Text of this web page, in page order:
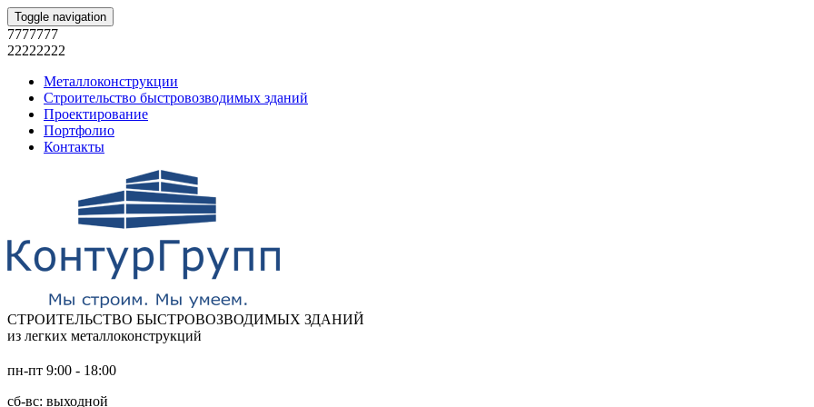
Toggle navigation
7777777
22222222
Металлоконструкции
Строительство быстровозводимых зданий
Проектирование
Портфолио
Контакты
СТРОИТЕЛЬСТВО БЫСТРОВОЗВОДИМЫХ ЗДАНИЙ
из легких металлоконструкций
пн-пт 9:00 - 18:00
сб-вс: выходной